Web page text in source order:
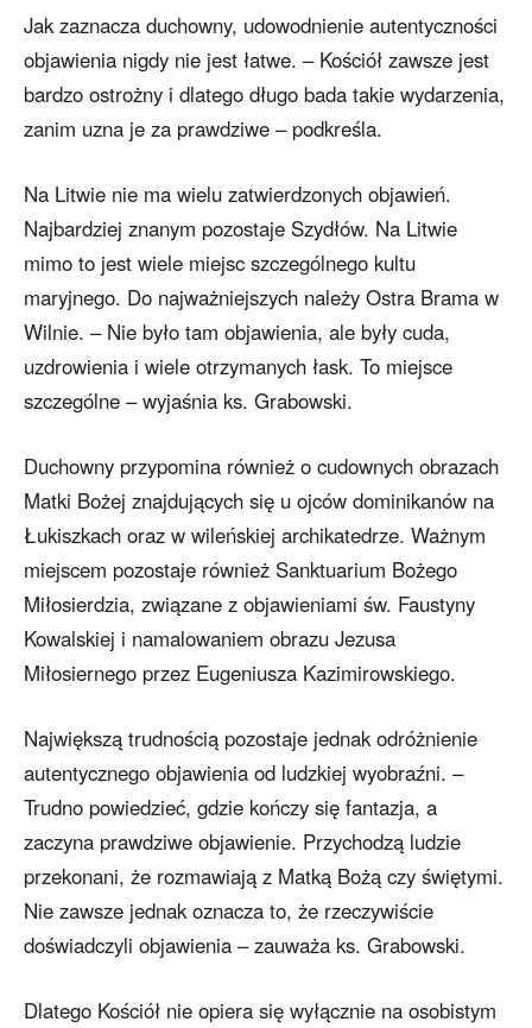
Jak zaznacza duchowny, udowodnienie autentyczności
objawienia nigdy nie jest łatwe. – Kościół zawsze jest
bardzo ostrożny i dlatego długo bada takie wydarzenia,
zanim uzna je za prawdziwe – podkreśla.
Na Litwie nie ma wielu zatwierdzonych objawień.
Najbardziej znanym pozostaje Szydłów. Na Litwie
mimo to jest wiele miejsc szczególnego kultu
maryjnego. Do najważniejszych należy Ostra Brama w
Wilnie. – Nie było tam objawienia, ale były cuda,
uzdrowienia i wiele otrzymanych łask. To miejsce
szczególne – wyjaśnia ks. Grabowski.
Duchowny przypomina również o cudownych obrazach
Matki Bożej znajdujących się u ojców dominikanów na
Łukiszkach oraz w wileńskiej archikatedrze. Ważnym
miejscem pozostaje również Sanktuarium Bożego
Miłosierdzia, związane z objawieniami św. Faustyny
Kowalskiej i namalowaniem obrazu Jezusa
Miłosiernego przez Eugeniusza Kazimirowskiego.
Największą trudnością pozostaje jednak odróżnienie
autentycznego objawienia od ludzkiej wyobraźni. –
Trudno powiedzieć, gdzie kończy się fantazja, a
zaczyna prawdziwe objawienie. Przychodzą ludzie
przekonani, że rozmawiają z Matką Bożą czy świętymi.
Nie zawsze jednak oznacza to, że rzeczywiście
doświadczyli objawienia – zauważa ks. Grabowski.
Dlatego Kościół nie opiera się wyłącznie na osobistym